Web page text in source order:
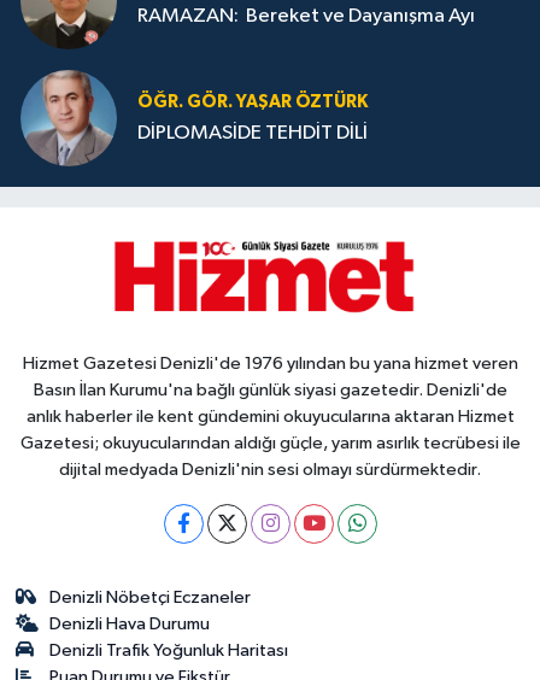
RAMAZAN: Bereket ve Dayanışma Ayı
ÖĞR. GÖR. YAŞAR ÖZTÜRK
DİPLOMASİDE TEHDİT DİLİ
Hizmet Gazetesi Denizli'de 1976 yılından bu yana hizmet veren
Basın İlan Kurumu'na bağlı günlük siyasi gazetedir. Denizli'de
anlık haberler ile kent gündemini okuyucularına aktaran Hizmet
Gazetesi; okuyucularından aldığı güçle, yarım asırlık tecrübesi ile
dijital medyada Denizli'nin sesi olmayı sürdürmektedir.
Denizli Nöbetçi Eczaneler
Denizli Hava Durumu
Denizli Trafik Yoğunluk Haritası
Puan Durumu ve Fikstür